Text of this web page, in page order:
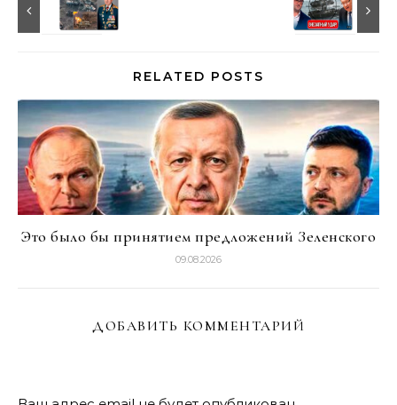
RELATED POSTS
Это было бы принятием предложений Зеленского
09.08.2026
ДОБАВИТЬ КОММЕНТАРИЙ